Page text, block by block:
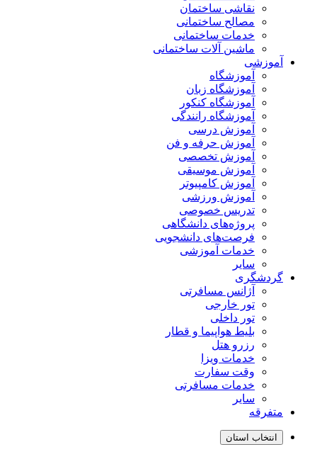
نقاشی ساختمان
مصالح ساختمانی
خدمات ساختمانی
ماشین آلات ساختمانی
آموزشی
آموزشگاه
آموزشگاه زبان
آموزشگاه کنکور
آموزشگاه رانندگی
آموزش درسی
آموزش حرفه و فن
آموزش تخصصی
آموزش موسیقی
آموزش کامپیوتر
آموزش ورزشی
تدریس خصوصی
پروژه‌های دانشگاهی
فرصت‌های دانشجویی
خدمات آموزشی
سایر
گردشگری
آژانس مسافرتی
تور خارجی
تور داخلی
بلیط هواپیما و قطار
رزرو هتل
خدمات ویزا
وقت سفارت
خدمات مسافرتی
سایر
متفرقه
انتخاب استان